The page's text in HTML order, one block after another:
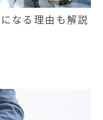
なる理由も解説